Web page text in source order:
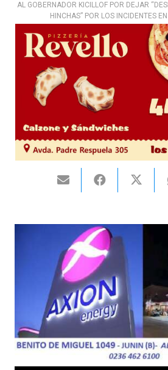
AL GOBERNADOR KICILLOF POR DEJAR
HINCHAS” POR LOS INCIDENTES